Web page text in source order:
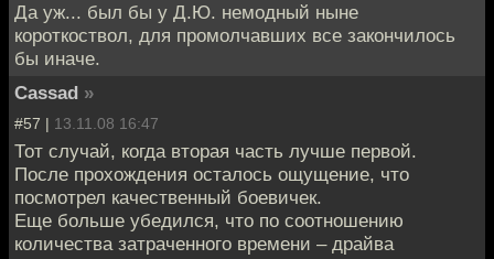
Да уж... был бы у Д.Ю. немодный ныне
короткоствол, для промолчавших все закончилось
бы иначе.
Cassad »
#57 | 13.11.08 16:47
Тот случай, когда вторая часть лучше первой.
После прохождения осталось ощущение, что
посмотрел качественный боевичек.
Еще больше убедился, что по соотношению
количества затраченного времени – драйва